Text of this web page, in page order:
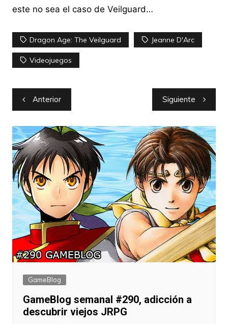
este no sea el caso de Veilguard…
Dragon Age: The Veilguard Jeanne D'Arc
Videojuegos
Navegación
de
entradas
Anterior Siguiente
GameBlog
GameBlog semanal #290, adicción a
descubrir viejos JRPG